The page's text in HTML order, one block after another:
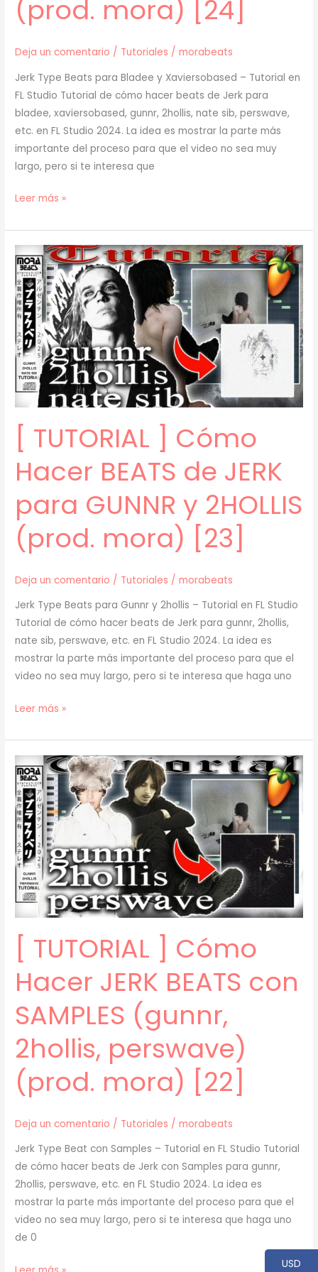
(prod. mora) [24]
Deja un comentario / Tutoriales /morabeats
Jerk Type Beats para Bladee y Xaviersobased – Tutorial en
FL Studio Tutorial de cómo hacer beats de Jerk para
bladee, xaviersobased, gunnr, 2hollis, nate sib, perswave,
etc. en FL Studio 2024. La idea es mostrar la parte más
importante del proceso para que el video no sea muy
largo, pero si te interesa que
[
]
Cómo
Hacer
BEATS
de
JERK
para
BLADEE
y
XAVIERSOBASED
(prod.
mora)
Leer más »
[ TUTORIAL ] Cómo
Hacer BEATS de JERK
para GUNNR y 2HOLLIS
(prod. mora) [23]
Deja un comentario / Tutoriales /morabeats
Jerk Type Beats para Gunnr y 2hollis – Tutorial en FL Studio
Tutorial de cómo hacer beats de Jerk para gunnr, 2hollis,
nate sib, perswave, etc. en FL Studio 2024. La idea es
mostrar la parte más importante del proceso para que el
video no sea muy largo, pero si te interesa que haga uno
[
]
Cómo
Hacer
BEATS
de
JERK
para
GUNNR
y
2HOLLIS
(prod.
mora)
Leer más »
[ TUTORIAL ] Cómo
Hacer JERK BEATS con
SAMPLES (gunnr,
2hollis, perswave)
(prod. mora) [22]
Deja un comentario / Tutoriales /morabeats
Jerk Type Beat con Samples – Tutorial en FL Studio Tutorial
de cómo hacer beats de Jerk con Samples para gunnr,
2hollis, perswave, etc. en FL Studio 2024. La idea es
mostrar la parte más importante del proceso para que el
video no sea muy largo, pero si te interesa que haga uno
de 0
USD